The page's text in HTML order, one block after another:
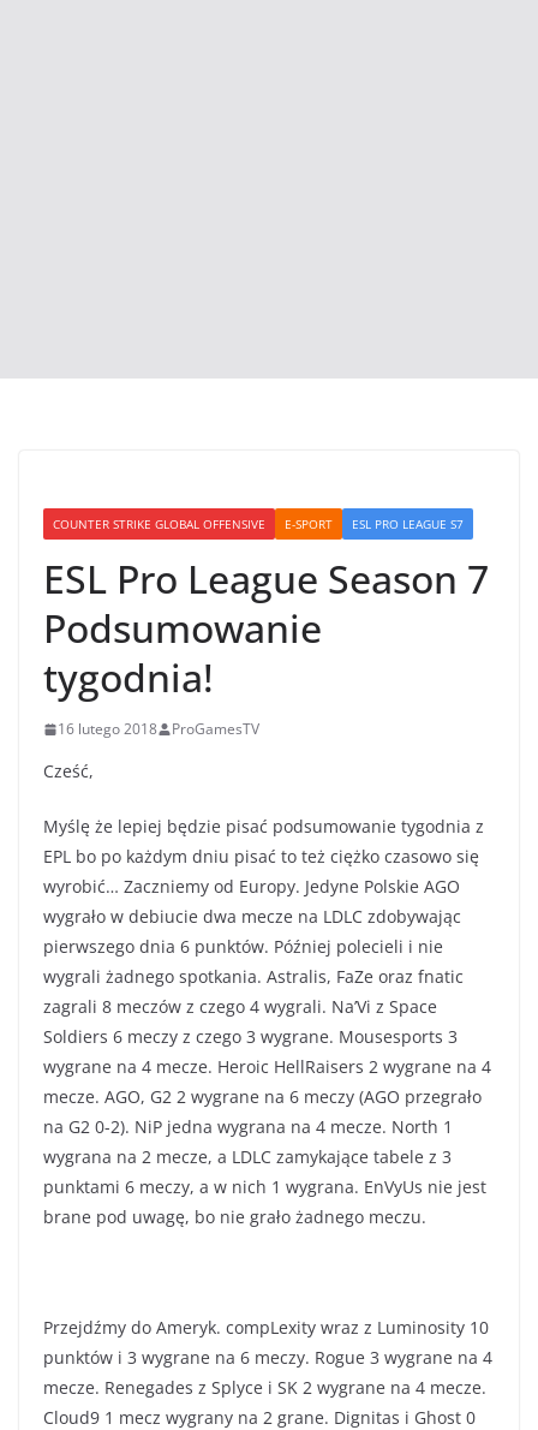
COUNTER STRIKE GLOBAL OFFENSIVE E-SPORT ESL PRO LEAGUE S7
ESL Pro League Season 7
Podsumowanie
tygodnia!
16 lutego 2018 ProGamesTV
Cześć,
Myślę że lepiej będzie pisać podsumowanie tygodnia z
EPL bo po każdym dniu pisać to też ciężko czasowo się
wyrobić… Zaczniemy od Europy. Jedyne Polskie AGO
wygrało w debiucie dwa mecze na LDLC zdobywając
pierwszego dnia 6 punktów. Później polecieli i nie
wygrali żadnego spotkania. Astralis, FaZe oraz fnatic
zagrali 8 meczów z czego 4 wygrali. Na’Vi z Space
Soldiers 6 meczy z czego 3 wygrane. Mousesports 3
wygrane na 4 mecze. Heroic HellRaisers 2 wygrane na 4
mecze. AGO, G2 2 wygrane na 6 meczy (AGO przegrało
na G2 0-2). NiP jedna wygrana na 4 mecze. North 1
wygrana na 2 mecze, a LDLC zamykające tabele z 3
punktami 6 meczy, a w nich 1 wygrana. EnVyUs nie jest
brane pod uwagę, bo nie grało żadnego meczu.
Przejdźmy do Ameryk. compLexity wraz z Luminosity 10
punktów i 3 wygrane na 6 meczy. Rogue 3 wygrane na 4
mecze. Renegades z Splyce i SK 2 wygrane na 4 mecze.
Cloud9 1 mecz wygrany na 2 grane. Dignitas i Ghost 0